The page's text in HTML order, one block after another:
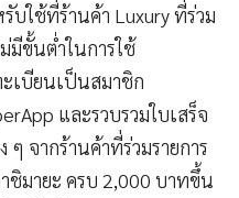
รับใช้ที่ร้านค้า Luxury ที่ร่วม
มีขั้นต่ำในการใช้
เบียนเป็นสมาชิก
และรวบรวมใบเสร็จ
ๆ จากร้านค้าที่ร่วมรายการ
ชิมายะ ครบ 2,000 บาทขึ้น